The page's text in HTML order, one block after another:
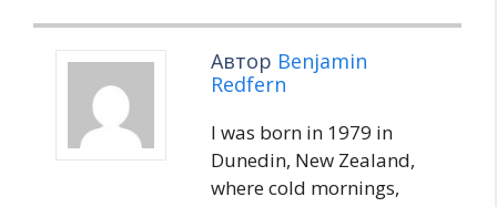
Автор Benjamin
Redfern
I was born in 1979 in
Dunedin, New Zealand,
where cold mornings,